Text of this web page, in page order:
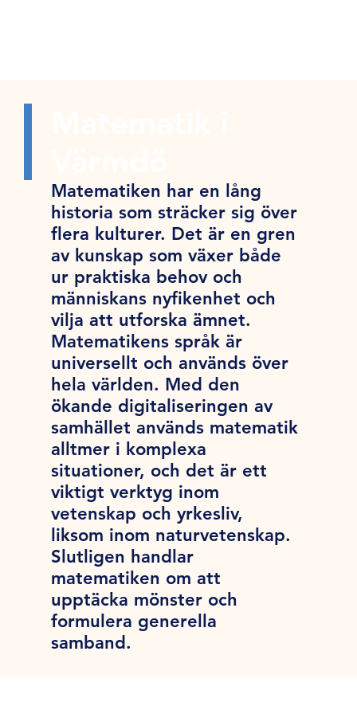
Matematiken har en lång
historia som sträcker sig över
flera kulturer. Det är en gren
av kunskap som växer både
ur praktiska behov och
människans nyfikenhet och
vilja att utforska ämnet.
Matematikens språk är
universellt och används över
hela världen. Med den
ökande digitaliseringen av
samhället används matematik
alltmer i komplexa
situationer, och det är ett
viktigt verktyg inom
vetenskap och yrkesliv,
liksom inom naturvetenskap.
Slutligen handlar
matematiken om att
upptäcka mönster och
formulera generella
samband.